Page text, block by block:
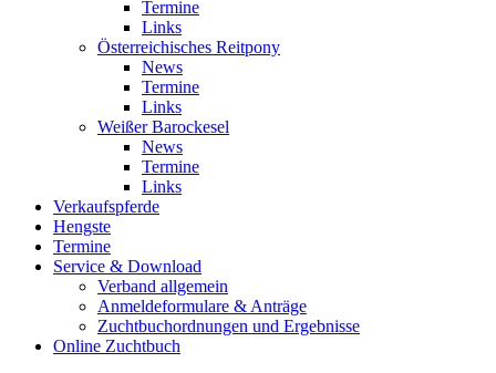
Termine
Links
Österreichisches Reitpony
News
Termine
Links
Weißer Barockesel
News
Termine
Links
Verkaufspferde
Hengste
Termine
Service & Download
Verband allgemein
Anmeldeformulare & Anträge
Zuchtbuchordnungen und Ergebnisse
Online Zuchtbuch